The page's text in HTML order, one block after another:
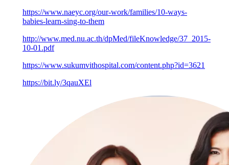
https://www.naeyc.org/our-work/families/10-ways-
babies-learn-sing-to-them
http://www.med.nu.ac.th/dpMed/fileKnowledge/37_2015-
10-01.pdf
https://www.sukumvithospital.com/content.php?id=3621
https://bit.ly/3qauXEl